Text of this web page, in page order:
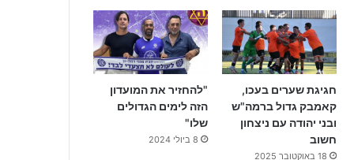
חגיגת שערים בעכו,
קאמבק גדול ברמה"ש
ובני יהודה עם ניצחון
חשוב
18 באוקטובר 2025
"להחזיר את המועדון
הזה לימים הגדולים
שלו"
8 ביולי 2024